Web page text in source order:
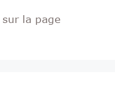
la page